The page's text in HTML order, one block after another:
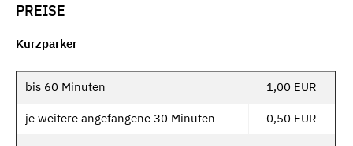
PREISE
Kurzparker
bis 60 Minuten 1,00 EUR
je weitere angefangene 30 Minuten 0,50 EUR